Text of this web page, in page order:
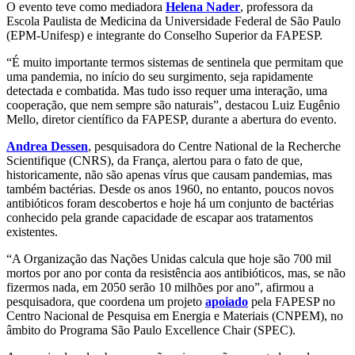
O evento teve como mediadora Helena Nader, professora da
Escola Paulista de Medicina da Universidade Federal de São Paulo
(EPM-Unifesp) e integrante do Conselho Superior da FAPESP.
“É muito importante termos sistemas de sentinela que permitam que
uma pandemia, no início do seu surgimento, seja rapidamente
detectada e combatida. Mas tudo isso requer uma interação, uma
cooperação, que nem sempre são naturais”, destacou Luiz Eugênio
Mello, diretor científico da FAPESP, durante a abertura do evento.
Andrea Dessen, pesquisadora do Centre National de la Recherche
Scientifique (CNRS), da França, alertou para o fato de que,
historicamente, não são apenas vírus que causam pandemias, mas
também bactérias. Desde os anos 1960, no entanto, poucos novos
antibióticos foram descobertos e hoje há um conjunto de bactérias
conhecido pela grande capacidade de escapar aos tratamentos
existentes.
“A Organização das Nações Unidas calcula que hoje são 700 mil
mortos por ano por conta da resistência aos antibióticos, mas, se não
fizermos nada, em 2050 serão 10 milhões por ano”, afirmou a
pesquisadora, que coordena um projeto apoiado pela FAPESP no
Centro Nacional de Pesquisa em Energia e Materiais (CNPEM), no
âmbito do Programa São Paulo Excellence Chair (SPEC).